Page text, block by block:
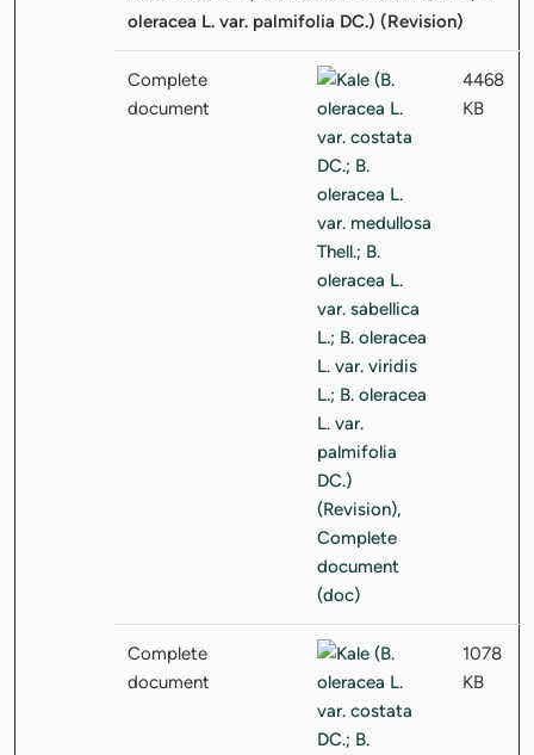
oleracea L. var. palmifolia DC.) (Revision)
Complete
document
4468
KB
Complete
document
1078
KB